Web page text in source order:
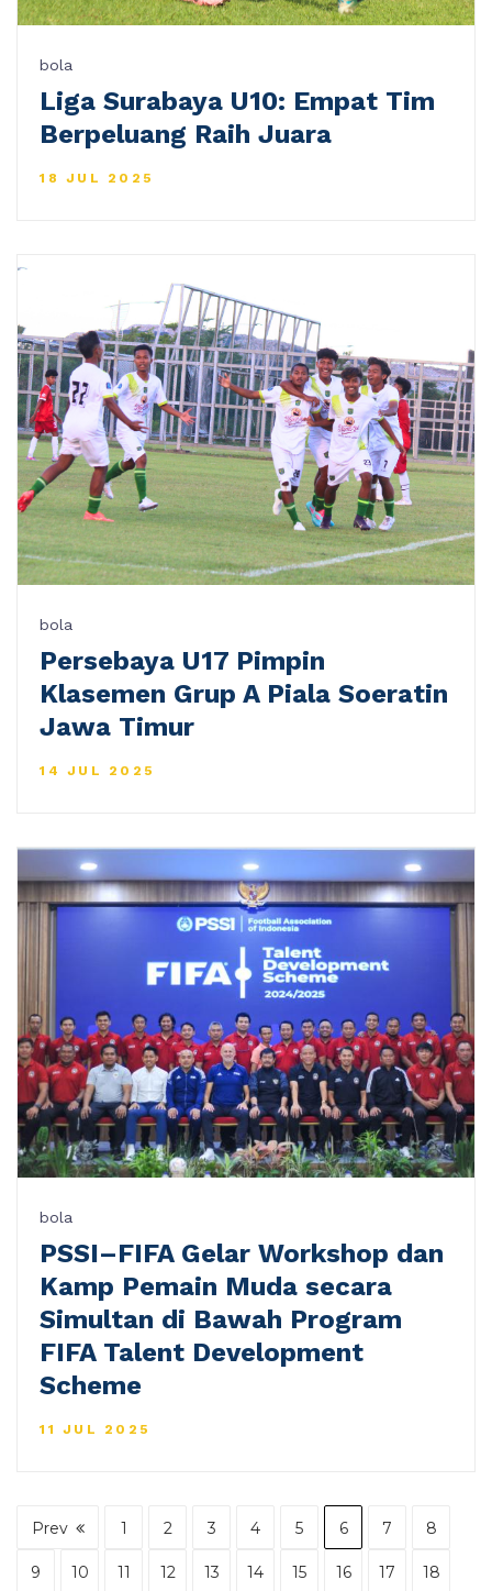
bola
Liga Surabaya U10: Empat Tim
Berpeluang Raih Juara
18 JUL 2025
bola
Persebaya U17 Pimpin
Klasemen Grup A Piala Soeratin
Jawa Timur
14 JUL 2025
bola
PSSI–FIFA Gelar Workshop dan
Kamp Pemain Muda secara
Simultan di Bawah Program
FIFA Talent Development
Scheme
11 JUL 2025
Prev 1 2 3 4 5 6 7 8
9 10 11 12 13 14 15 16 17 18